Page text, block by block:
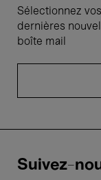
Sélectionnez
dernières
boîte mail
Suivez-